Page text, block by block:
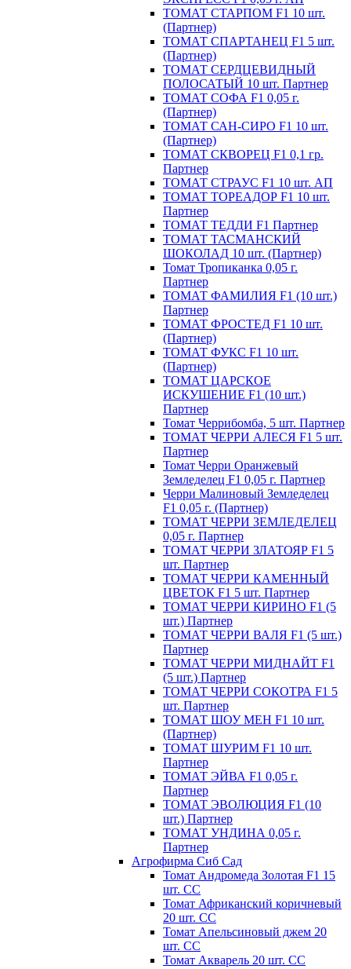
ТОМАТ СТАРПОМ F1 10 шт.
(Партнер)
ТОМАТ СПАРТАНЕЦ F1 5 шт.
(Партнер)
ТОМАТ СЕРДЦЕВИДНЫЙ
ПОЛОСАТЫЙ 10 шт. Партнер
ТОМАТ СОФА F1 0,05 г.
(Партнер)
ТОМАТ САН-СИРО F1 10 шт.
(Партнер)
ТОМАТ СКВОРЕЦ F1 0,1 гр.
Партнер
ТОМАТ СТРАУС F1 10 шт. АП
ТОМАТ ТОРЕАДОР F1 10 шт.
Партнер
ТОМАТ ТЕДДИ F1 Партнер
ТОМАТ ТАСМАНСКИЙ
ШОКОЛАД 10 шт. (Партнер)
Томат Тропиканка 0,05 г.
Партнер
ТОМАТ ФАМИЛИЯ F1 (10 шт.)
Партнер
ТОМАТ ФРОСТЕД F1 10 шт.
(Партнер)
ТОМАТ ФУКС F1 10 шт.
(Партнер)
ТОМАТ ЦАРСКОЕ
ИСКУШЕНИЕ F1 (10 шт.)
Партнер
Томат Черрибомба, 5 шт. Партнер
ТОМАТ ЧЕРРИ АЛЕСЯ F1 5 шт.
Партнер
Томат Черри Оранжевый
Земледелец F1 0,05 г. Партнер
Черри Малиновый Земледелец
F1 0,05 г. (Партнер)
ТОМАТ ЧЕРРИ ЗЕМЛЕДЕЛЕЦ
0,05 г. Партнер
ТОМАТ ЧЕРРИ ЗЛАТОЯР F1 5
шт. Партнер
ТОМАТ ЧЕРРИ КАМЕННЫЙ
ЦВЕТОК F1 5 шт. Партнер
ТОМАТ ЧЕРРИ КИРИНО F1 (5
шт.) Партнер
ТОМАТ ЧЕРРИ ВАЛЯ F1 (5 шт.)
Партнер
ТОМАТ ЧЕРРИ МИДНАЙТ F1
(5 шт.) Партнер
ТОМАТ ЧЕРРИ СОКОТРА F1 5
шт. Партнер
ТОМАТ ШОУ МЕН F1 10 шт.
(Партнер)
ТОМАТ ШУРИМ F1 10 шт.
Партнер
ТОМАТ ЭЙВА F1 0,05 г.
Партнер
ТОМАТ ЭВОЛЮЦИЯ F1 (10
шт.) Партнер
ТОМАТ УНДИНА 0,05 г.
Партнер
Агрофирма Сиб Сад
Томат Андромеда Золотая F1 15
шт. СС
Томат Африканский коричневый
20 шт. СС
Томат Апельсиновый джем 20
шт. СС
Томат Акварель 20 шт. СС